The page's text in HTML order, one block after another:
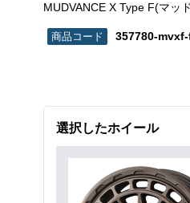
MUDVANCE X Type F(マッ
357780-
選択したホイール